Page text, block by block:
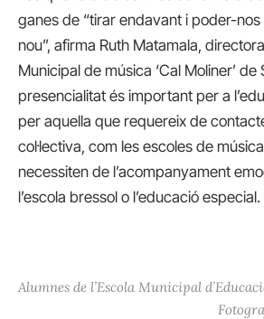
ganes de “tirar endavant i poder-
nou”, afirma Ruth Matamala,
Municipal de música ‘Cal Moliner’ de
presencialitat és important per a
per aquella que requereix de
col·lectiva, com les escoles de
necessiten de l’acompanyament
l’escola bressol o l’educació especial.
Alumnes de l’Escola Municipal